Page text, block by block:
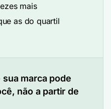
mais
as do quartil
marca pode
não a partir de